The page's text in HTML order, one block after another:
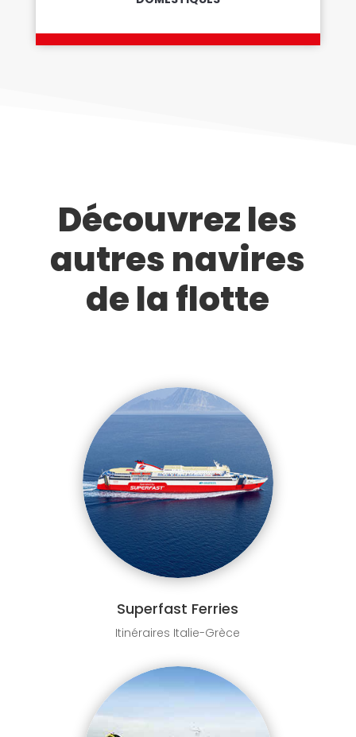
Découvrez les
autres navires
de la flotte
Superfast Ferries
Itinéraires Italie-Grèce